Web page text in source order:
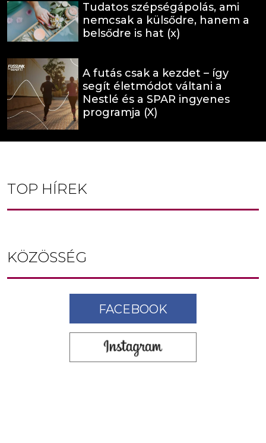
Tudatos szépségápolás, ami
nemcsak a külsődre, hanem a
belsődre is hat (x)
A futás csak a kezdet – így
segít életmódot váltani a
Nestlé és a SPAR ingyenes
programja (X)
TOP HÍREK
KÖZÖSSÉG
FACEBOOK